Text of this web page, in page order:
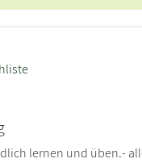
lernen und üben.-